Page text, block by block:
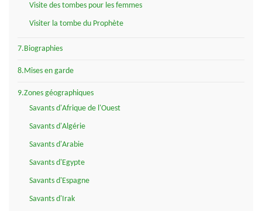
Visite des tombes pour les femmes
Visiter la tombe du Prophète
7.Biographies
8.Mises en garde
9.Zones géographiques
Savants d'Afrique de l'Ouest
Savants d'Algérie
Savants d'Arabie
Savants d'Egypte
Savants d'Espagne
Savants d'Irak